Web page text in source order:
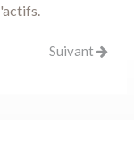
Suivant